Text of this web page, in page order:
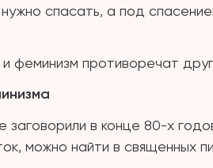
нужно спасать, а под
феминизм противоречат
в конце 80-х
можно найти в священных